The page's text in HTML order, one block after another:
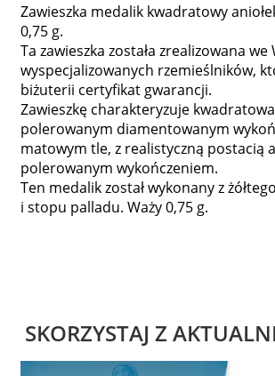
Zawieszka medalik kwadratowy
0,75 g.
Ta zawieszka została zrealizowana we
wyspecjalizowanych rzemieślników,
biżuterii certyfikat gwarancji.
Zawieszkę charakteryzuje
polerowanym diamentowanym
matowym tle, z realistyczną postacią
polerowanym wykończeniem.
Ten medalik został wykonany z
i stopu palladu. Waży 0,75 g.
SKORZYSTAJ Z